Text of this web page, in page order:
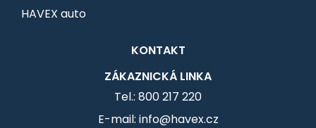
HAVEX auto
KONTAKT
ZÁKAZNICKÁ LINKA
Tel.: 800 217 220
E-mail: info@havex.cz